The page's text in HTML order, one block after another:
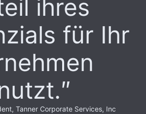
ihres
für Ihr
Tanner Corporate Services, Inc